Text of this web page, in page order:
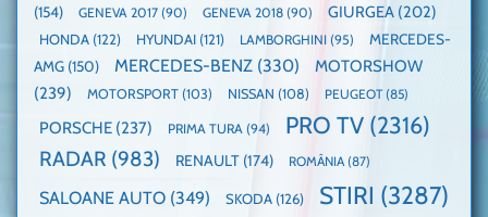
(154)
GENEVA 2017 (90) GENEVA 2018 (90) GIURGEA (202)
HONDA (122) HYUNDAI (121) LAMBORGHINI (95)
MERCEDES-
AMG (150) MERCEDES-BENZ (330)
MOTORSHOW
(239)
MOTORSPORT (103) NISSAN (108) PEUGEOT(85)
PORSCHE (237) PRIMA TURA (94) PRO TV (2316)
RADAR (983) RENAULT (174) ROMÂNIA (87)
SALOANE AUTO (349) SKODA (126) STIRI (3287)